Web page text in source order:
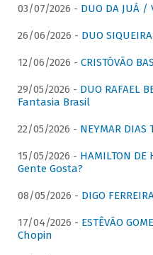
03/07/2026 - DUO DA JUÁ /
26/06/2026 - DUO
12/06/2026 - CRISTÓVÃO
29/05/2026 - DUO RAFAEL
Fantasia Brasil
22/05/2026 - NEYMAR
15/05/2026 - HAMILTON
Gente Gosta?
08/05/2026 - DIGO
17/04/2026 - ESTÊVÃO
Chopin